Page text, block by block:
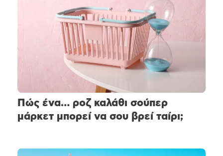
Πώς ένα… ροζ καλάθι σούπερ
μάρκετ μπορεί να σου βρεί ταίρι;